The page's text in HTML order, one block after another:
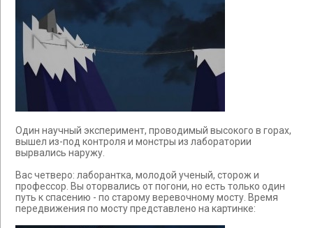
Один научный эксперимент, проводимый высокого в горах,
вышел из-под контроля и монстры из лаборатории
вырвались наружу.
Вас четверо: лаборантка, молодой ученый, сторож и
профессор. Вы оторвались от погони, но есть только один
путь к спасению - по старому веревочному мосту. Время
передвижения по мосту представлено на картинке: